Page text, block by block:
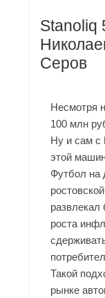
Stanoliq
Серов
Несмотря
100 млн
Ну и сам с
этой
Футбол на
роста
Такой
рынке